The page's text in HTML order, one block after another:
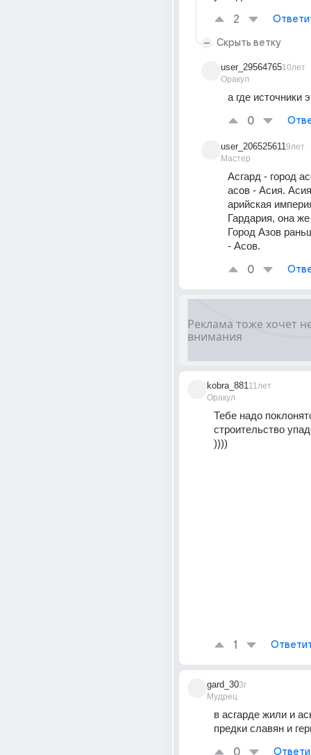
2
Скрыть ветку
user_29564765
Оракул
10лет
а где источники
0
user_206525611
Мастер
9лет
Асгард - город
асов - Асия.
арийская
Гардария, она
Город Азов
- Асов.
0
kobra_881
Оракул
11лет
Тебе надо
строительство
))))
1
gard_30
Мудрец
3г
в асгарде жили и
предки славян и
0